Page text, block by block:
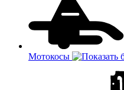
Мотокосы